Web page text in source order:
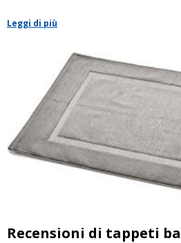
Leggi di più
Recensioni di tappeti